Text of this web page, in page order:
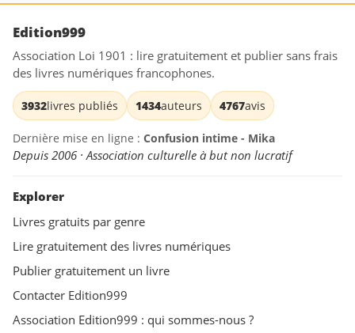
Edition999
Association Loi 1901 : lire gratuitement et publier sans frais
des livres numériques francophones.
3932livres publiés 1434auteurs 4767avis
Dernière mise en ligne : Confusion intime - Mika
Depuis 2006 · Association culturelle à but non lucratif
Explorer
Livres gratuits par genre
Lire gratuitement des livres numériques
Publier gratuitement un livre
Contacter Edition999
Association Edition999 : qui sommes-nous ?